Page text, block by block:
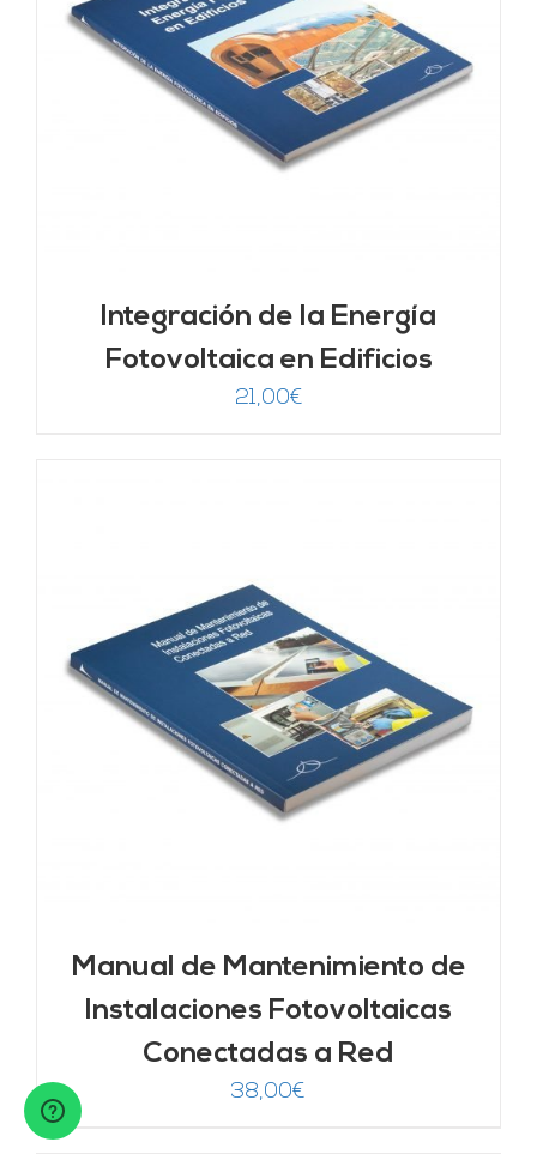
Integración de la Energía
Fotovoltaica en Edificios
21,00€
Manual de Mantenimiento de
Instalaciones Fotovoltaicas
Conectadas a Red
38,00€